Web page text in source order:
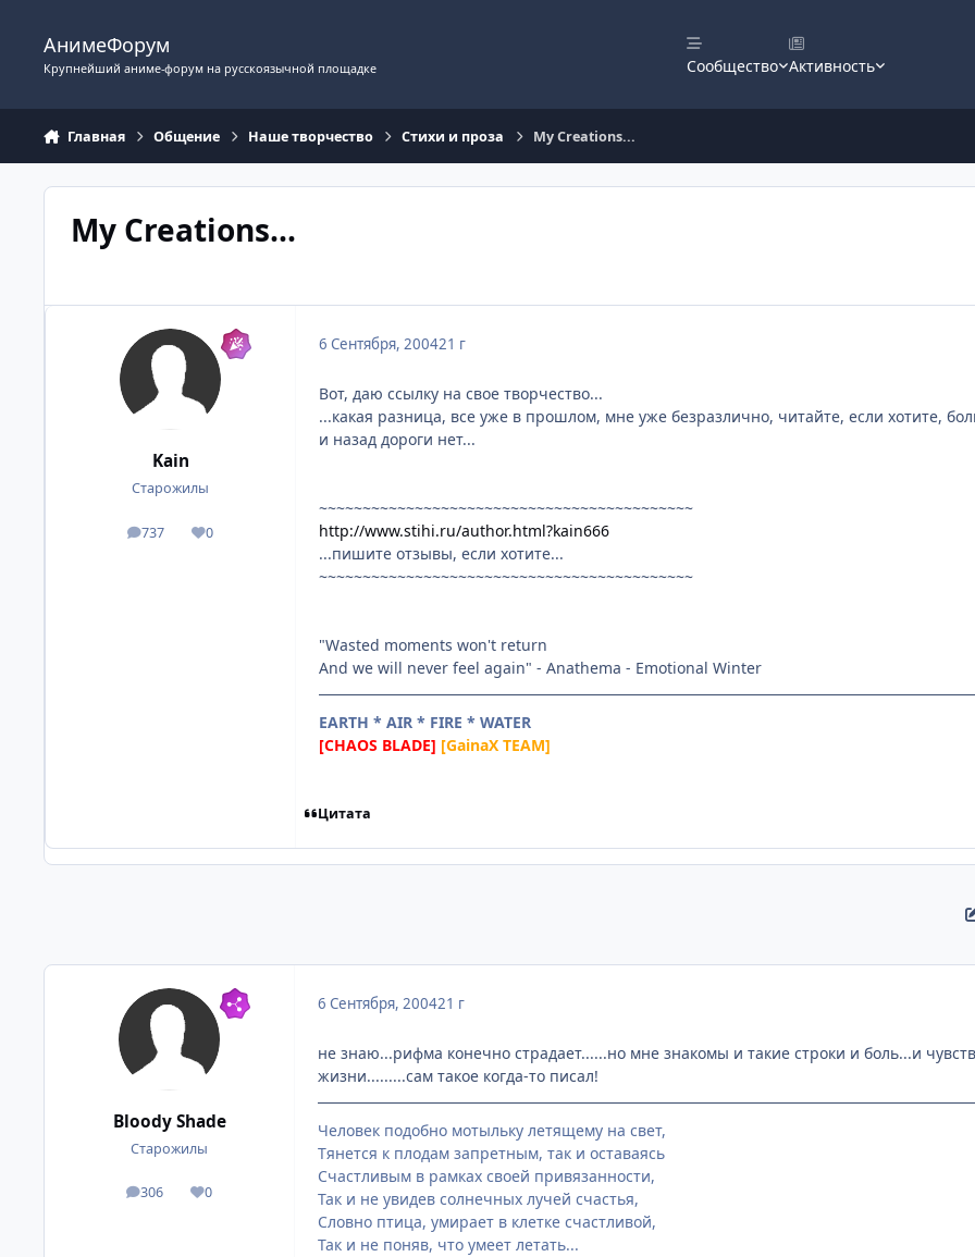
АнимеФорум
Крупнейший аниме-форум на русскоязычной площадке Сообщество Активность
Главная Общение Наше творчество Стихи и проза My Creations...
My Creations...
Kain
Старожилы
737
посты 0
Репутация
6 Сентября, 200421 г
Вот, даю ссылку на свое творчество...
...какая разница, все уже в прошлом, мне уже безразлично, читайте, если хотите,
и назад дороги нет...
~~~~~~~~~~~~~~~~~~~~~~~~~~~~~~~~~~~~~~~~~~~
http://www.stihi.ru/author.html?kain666
...пишите отзывы, если хотите...
~~~~~~~~~~~~~~~~~~~~~~~~~~~~~~~~~~~~~~~~~~~
"Wasted moments won't return
And we will never feel again" - Anathema - Emotional Winter
EARTH * AIR * FIRE * WATER
[CHAOS BLADE] [GainaX TEAM]
Цитата
Bloody Shade
Старожилы
306
посты 0
Репутация
6 Сентября, 200421 г
не знаю...рифма конечно страдает......но мне знакомы и такие строки и боль...и
жизни.........сам такое когда-то писал!
Человек подобно мотыльку летящему на свет,
Тянется к плодам запретным, так и оставаясь
Счастливым в рамках своей привязанности,
Так и не увидев солнечных лучей счастья,
Словно птица, умирает в клетке счастливой,
Так и не поняв, что умеет летать...